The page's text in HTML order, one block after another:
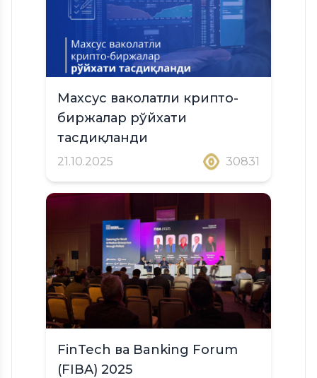
Махсус ваколатли крипто-
биржалар рўйхати
тасдиқланди
21.10.2025 30831
FinTech ва Banking Forum
(FIBA) 2025